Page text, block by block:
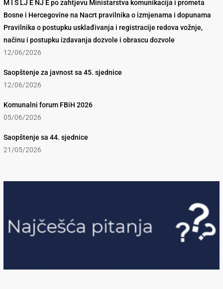
M I Š LJ E NJ E po zahtjevu Ministarstva komunikacija i prometa
Bosne i Hercegovine na Nacrt pravilnika o izmjenama i dopunama
Pravilnika o postupku usklađivanja i registracije redova vožnje,
načinu i postupku izdavanja dozvole i obrascu dozvole
12/06/2026
Saopštenje za javnost sa 45. sjednice
12/06/2026
Komunalni forum FBiH 2026
05/06/2026
Saopštenje sa 44. sjednice
21/05/2026